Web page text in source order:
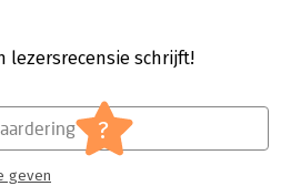
Woordenboeken en taal
woordenboek
lezersrecensie schrijft!
?
geven